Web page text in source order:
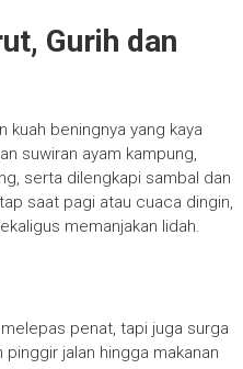
Gurih dan
kuah beningnya yang kaya
suwiran ayam kampung,
serta dilengkapi sambal dan
saat pagi atau cuaca dingin,
memanjakan lidah.
penat, tapi juga surga
jalan hingga makanan